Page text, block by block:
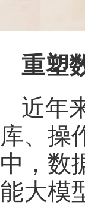
重塑
近年
库、操
中，数
能大模